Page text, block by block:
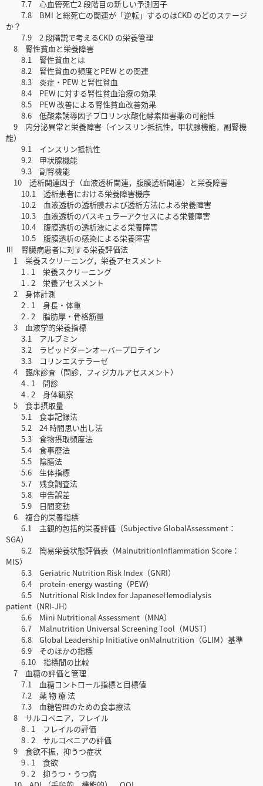
7.7 心血管死亡2 段階目の新しい予測因子
7.8 BMI と総死亡の関連が「逆転」するのはCKD のどのステージ
か？
7.9 2 段階説で考えるCKD の栄養管理
8 腎性貧血と栄養障害
8.1 腎性貧血とは
8.2 腎性貧血の頻度とPEW との関連
8.3 炎症・PEW と腎性貧血
8.4 PEW に対する腎性貧血治療の効果
8.5 PEW 改善による腎性貧血改善効果
8.6 低酸素誘導因子プロリン水酸化酵素阻害薬の可能性
9 内分泌異常と栄養障害（インスリン抵抗性，甲状腺機能，副腎機
能）
9.1 インスリン抵抗性
9.2 甲状腺機能
9.3 副腎機能
10 透析関連因子（血液透析関連，腹膜透析関連）と栄養障害
10.1 透析患者における栄養障害機序
10.2 血液透析の透析膜および透析方法による栄養障害
10.3 血液透析のバスキュラーアクセスによる栄養障害
10.4 腹膜透析の透析液による栄養障害
10.5 腹膜透析の感染による栄養障害
Ⅲ 腎臓病患者に対する栄養評価法
1 栄養スクリーニング，栄養アセスメント
1 . 1 栄養スクリーニング
1 . 2 栄養アセスメント
2 身体計測
2 . 1 身長・体重
2 . 2 脂肪厚・骨格筋量
3 血液学的栄養指標
3.1 アルブミン
3.2 ラピッドターンオーバープロテイン
3.3 コリンエステラーゼ
4 臨床診査（問診，フィジカルアセスメント）
4 . 1 問診
4 . 2 身体観察
5 食事摂取量
5.1 食事記録法
5.2 24 時間思い出し法
5.3 食物摂取頻度法
5.4 食事歴法
5.5 陰膳法
5.6 生体指標
5.7 残食調査法
5.8 申告誤差
5.9 日間変動
6 複合的栄養指標
6.1 主観的包括的栄養評価（Subjective GlobalAssessment：
SGA）
6.2 簡易栄養状態評価表（MalnutritionInflammation Score：
MIS）
6.3 Geriatric Nutrition Risk Index（GNRI）
6.4 protein-energy wasting（PEW）
6.5 Nutritional Risk Index for JapaneseHemodialysis
patient（NRI-JH）
6.6 Mini Nutritional Assessment（MNA）
6.7 Malnutrition Universal Screening Tool（MUST）
6.8 Global Leadership Initiative onMalnutrition（GLIM）基準
6.9 そのほかの指標
6.10 指標間の比較
7 血糖の評価と管理
7.1 血糖コントロール指標と目標値
7.2 薬 物 療 法
7.3 血糖管理のための食事療法
8 サルコペニア，フレイル
8 . 1 フレイルの評価
8 . 2 サルコペニアの評価
9 食欲不振，抑うつ症状
9 . 1 食欲
9 . 2 抑うつ・うつ病